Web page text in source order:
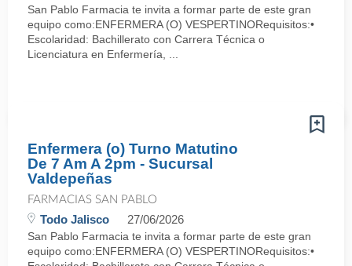
San Pablo Farmacia te invita a formar parte de este gran
equipo como:ENFERMERA (O) VESPERTINORequisitos:•
Escolaridad: Bachillerato con Carrera Técnica o
Licenciatura en Enfermería, ...
Enfermera (o) Turno Matutino
De 7 Am A 2pm - Sucursal
Valdepeñas
FARMACIAS SAN PABLO
Todo Jalisco 27/06/2026
San Pablo Farmacia te invita a formar parte de este gran
equipo como:ENFERMERA (O) VESPERTINORequisitos:•